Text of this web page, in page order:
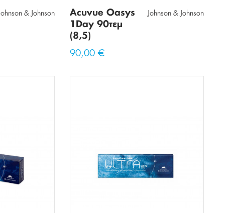
Johnson & Johnson
Acuvue Oasys
1Day 90τεμ
(8,5)
Johnson & Johnson
90,00 €